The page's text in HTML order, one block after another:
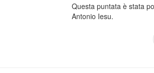
Questa puntata è stata
Antonio Iesu.